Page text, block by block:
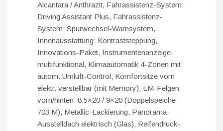
Alcantara / Anthrazit, Fahrassistenz-System:
Driving Assistant Plus, Fahrassistenz-
System: Spurwechsel-Warnsystem,
Innenausstattung: Kontraststeppung,
Innovations-Paket, Instrumentenanzeige,
multifunktional, Klimaautomatik 4-Zonen mit
autom. Umluft-Control, Komfortsitze vorn
elektr. verstellbar (mit Memory), LM-Felgen
vorn/hinten: 8,5×20 / 9×20 (Doppelspeiche
703 M), Metallic-Lackierung, Panorama-
Ausstelldach elektrisch (Glas), Reifendruck-